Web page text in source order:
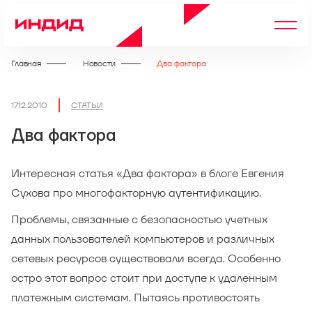
Главная Новости Два фактора
17.12.2010 СТАТЬИ
Два фактора
Интересная статья «Два фактора» в блоге Евгения
Сухова про многофакторную аутентификацию.
Проблемы, связанные с безопасностью учетных
данных пользователей компьютеров и различных
сетевых ресурсов существовали всегда. Особенно
остро этот вопрос стоит при доступе к удаленным
платежным системам. Пытаясь противостоять